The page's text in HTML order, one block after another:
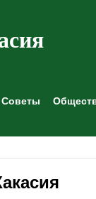
Советы